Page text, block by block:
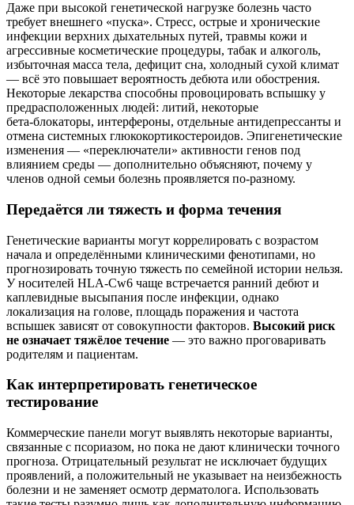
Даже при высокой генетической нагрузке болезнь часто
требует внешнего «пуска». Стресс, острые и хронические
инфекции верхних дыхательных путей, травмы кожи и
агрессивные косметические процедуры, табак и алкоголь,
избыточная масса тела, дефицит сна, холодный сухой климат
— всё это повышает вероятность дебюта или обострения.
Некоторые лекарства способны провоцировать вспышку у
предрасположенных людей: литий, некоторые
бета‑блокаторы, интерфероны, отдельные антидепрессанты и
отмена системных глюкокортикостероидов. Эпигенетические
изменения — «переключатели» активности генов под
влиянием среды — дополнительно объясняют, почему у
членов одной семьи болезнь проявляется по‑разному.
Передаётся ли тяжесть и форма течения
Генетические варианты могут коррелировать с возрастом
начала и определёнными клиническими фенотипами, но
прогнозировать точную тяжесть по семейной истории нельзя.
У носителей HLA‑Cw6 чаще встречается ранний дебют и
каплевидные высыпания после инфекции, однако
локализация на голове, площадь поражения и частота
вспышек зависят от совокупности факторов. Высокий риск
не означает тяжёлое течение — это важно проговаривать
родителям и пациентам.
Как интерпретировать генетическое
тестирование
Коммерческие панели могут выявлять некоторые варианты,
связанные с псориазом, но пока не дают клинически точного
прогноза. Отрицательный результат не исключает будущих
проявлений, а положительный не указывает на неизбежность
болезни и не заменяет осмотр дерматолога. Использовать